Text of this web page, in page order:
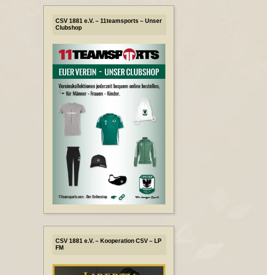
CSV 1881 e.V. – 11teamsports – Unser
Clubshop
CSV 1881 e.V. – Kooperation CSV – LP
FM